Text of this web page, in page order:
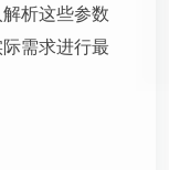
析这些参数
需求进行最